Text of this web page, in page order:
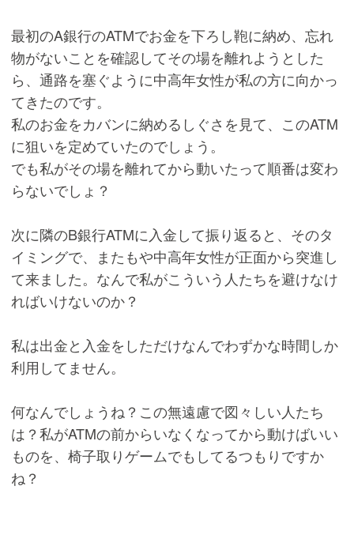
最初のA銀行のATMでお金を下ろし鞄に納め、忘れ
物がないことを確認してその場を離れようとした
ら、通路を塞ぐように中高年女性が私の方に向かっ
てきたのです。
私のお金をカバンに納めるしぐさを見て、このATM
に狙いを定めていたのでしょう。
でも私がその場を離れてから動いたって順番は変わ
らないでしょ？
次に隣のB銀行ATMに入金して振り返ると、そのタ
イミングで、またもや中高年女性が正面から突進し
て来ました。なんで私がこういう人たちを避けなけ
ればいけないのか？
私は出金と入金をしただけなんでわずかな時間しか
利用してません。
何なんでしょうね？この無遠慮で図々しい人たち
は？私がATMの前からいなくなってから動けばいい
ものを、椅子取りゲームでもしてるつもりですか
ね？